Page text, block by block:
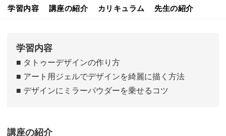
学習内容 講座の紹介 カリキュラム 先生の紹介
学習内容
■ タトゥーデザインの作り方
■ アート用ジェルでデザインを綺麗に描く方法
■ デザインにミラーパウダーを乗せるコツ
講座の紹介